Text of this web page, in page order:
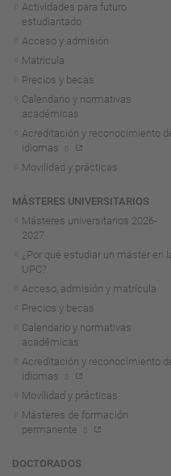
Actividades para futuro
estudiantado
Acceso y admisión
Matrícula
Precios y becas
Calendario y normativas
académicas
Acreditación y reconocimiento
idiomas
Movilidad y prácticas
MÁSTERES UNIVERSITARIOS
Másteres universitarios 2026-
2027
¿Por qué estudiar un máster en
UPC?
Acceso, admisión y matrícula
Precios y becas
Calendario y normativas
académicas
Acreditación y reconocimiento
idiomas
Movilidad y prácticas
Másteres de formación
permanente
DOCTORADOS